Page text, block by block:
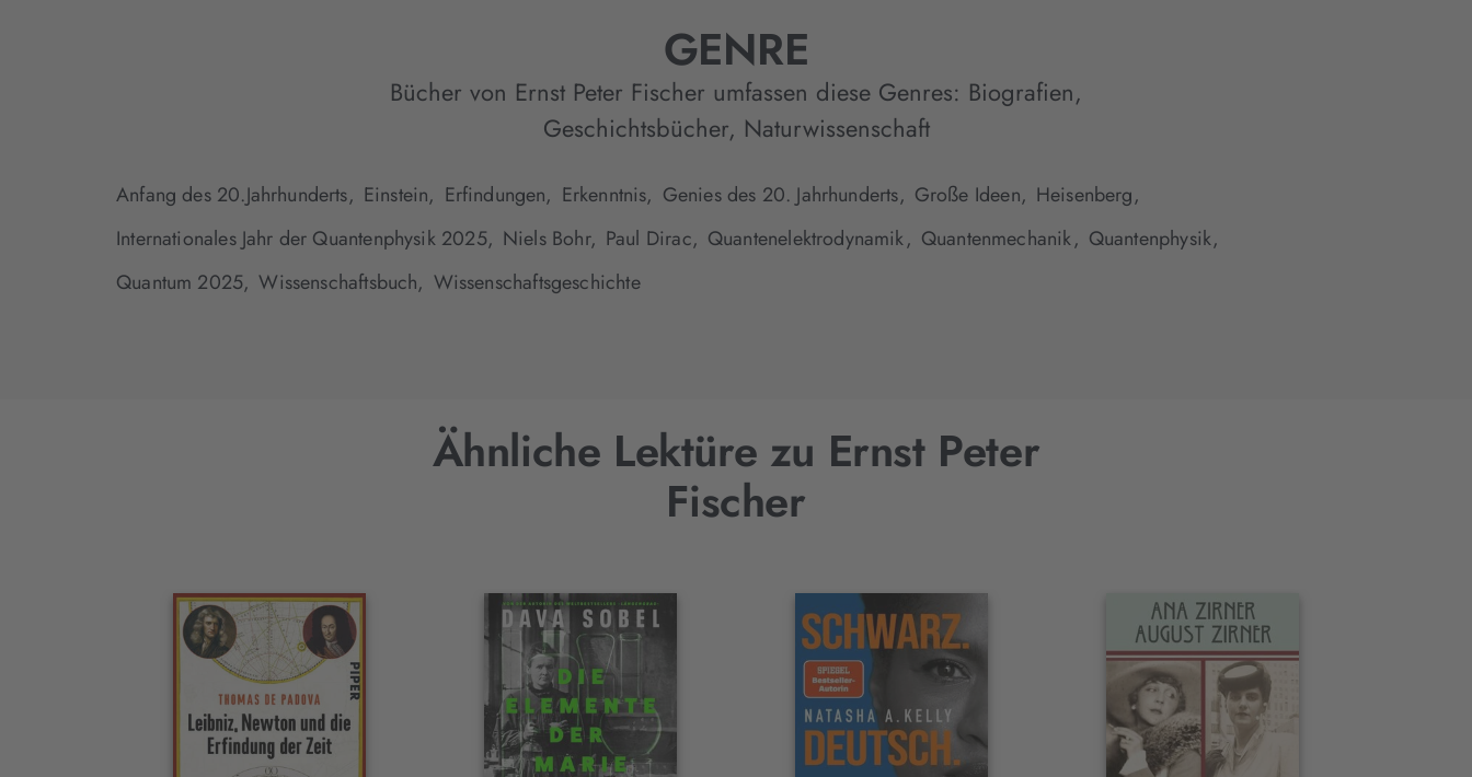
GENRE
Bücher von Ernst Peter Fischer umfassen diese Genres: Biografien,
Geschichtsbücher, Naturwissenschaft
Anfang des 20.Jahrhunderts, Einstein, Erfindungen, Erkenntnis, Genies des 20. Jahrhunderts, Große Ideen, Heisenberg,
Internationales Jahr der Quantenphysik 2025, Niels Bohr, Paul Dirac, Quantenelektrodynamik, Quantenmechanik, Quantenphysik,
Quantum 2025, Wissenschaftsbuch, Wissenschaftsgeschichte
Ähnliche Lektüre zu Ernst Peter
Fischer
Interaktives